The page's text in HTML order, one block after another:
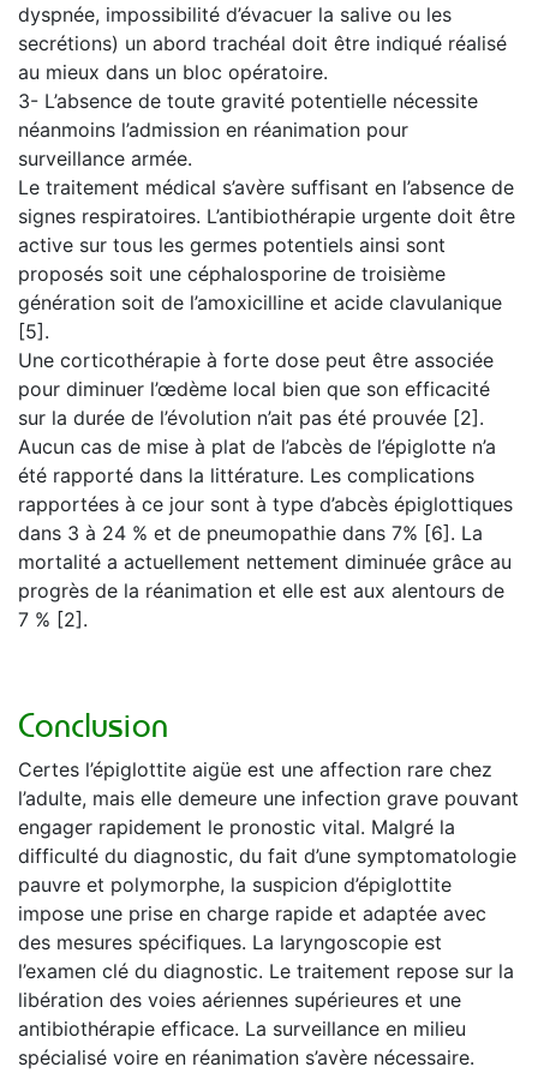
dyspnée, impossibilité d’évacuer la salive ou les
secrétions) un abord trachéal doit être indiqué réalisé
au mieux dans un bloc opératoire.
3- L’absence de toute gravité potentielle nécessite
néanmoins l’admission en réanimation pour
surveillance armée.
Le traitement médical s’avère suffisant en l’absence de
signes respiratoires. L’antibiothérapie urgente doit être
active sur tous les germes potentiels ainsi sont
proposés soit une céphalosporine de troisième
génération soit de l’amoxicilline et acide clavulanique
[5].
Une corticothérapie à forte dose peut être associée
pour diminuer l’œdème local bien que son efficacité
sur la durée de l’évolution n’ait pas été prouvée [2].
Aucun cas de mise à plat de l’abcès de l’épiglotte n’a
été rapporté dans la littérature. Les complications
rapportées à ce jour sont à type d’abcès épiglottiques
dans 3 à 24 % et de pneumopathie dans 7% [6]. La
mortalité a actuellement nettement diminuée grâce au
progrès de la réanimation et elle est aux alentours de
7 % [2].
Conclusion
Certes l’épiglottite aigüe est une affection rare chez
l’adulte, mais elle demeure une infection grave pouvant
engager rapidement le pronostic vital. Malgré la
difficulté du diagnostic, du fait d’une symptomatologie
pauvre et polymorphe, la suspicion d’épiglottite
impose une prise en charge rapide et adaptée avec
des mesures spécifiques. La laryngoscopie est
l’examen clé du diagnostic. Le traitement repose sur la
libération des voies aériennes supérieures et une
antibiothérapie efficace. La surveillance en milieu
spécialisé voire en réanimation s’avère nécessaire.